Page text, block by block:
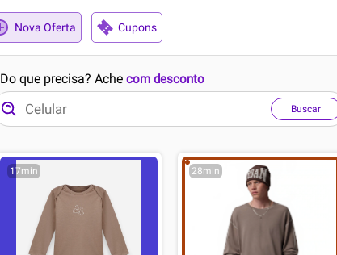
Nova Oferta Cupons
Do que precisa? Ache com desconto
Buscar
17min 28min